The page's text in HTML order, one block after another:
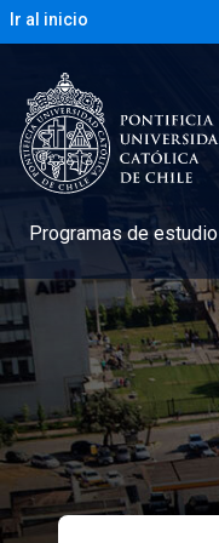
Ir al inicio
Programas de estudio